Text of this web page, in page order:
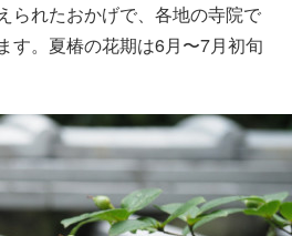
られたおかげで、各地の寺院で
す。夏椿の花期は6月〜7月初旬